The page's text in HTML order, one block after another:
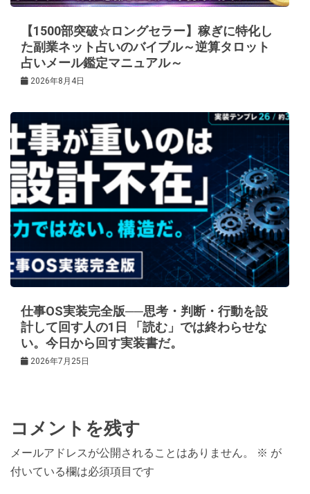
【1500部突破☆ロングセラー】稼ぎに特化し
た副業ネット占いのバイブル～逆算タロット
占いメール鑑定マニュアル～
2026年8月4日
仕事OS実装完全版──思考・判断・行動を設
計して回す人の1日 「読む」では終わらせな
い。今日から回す実装書だ。
2026年7月25日
コメントを残す
メールアドレスが公開されることはありません。 ※ が
付いている欄は必須項目です